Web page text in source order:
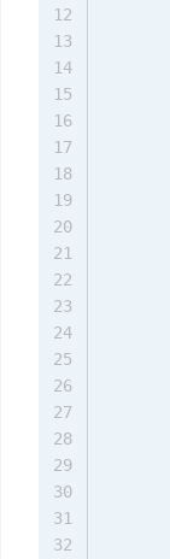
12
13
14
15
16
17
18
19
20
21
22
23
24
25
26
27
28
29
30
31
32